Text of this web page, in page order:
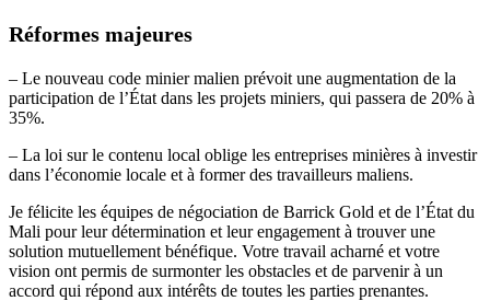
Réformes majeures
– Le nouveau code minier malien prévoit une augmentation de la
participation de l’État dans les projets miniers, qui passera de 20% à
35%.
– La loi sur le contenu local oblige les entreprises minières à investir
dans l’économie locale et à former des travailleurs maliens.
Je félicite les équipes de négociation de Barrick Gold et de l’État du
Mali pour leur détermination et leur engagement à trouver une
solution mutuellement bénéfique. Votre travail acharné et votre
vision ont permis de surmonter les obstacles et de parvenir à un
accord qui répond aux intérêts de toutes les parties prenantes.